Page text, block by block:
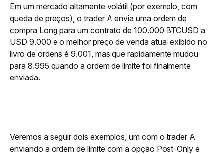
Em um mercado altamente volátil (por exemplo, com
queda de preços), o trader A envia uma ordem de
compra Long para um contrato de 100.000 BTCUSD a
USD 9.000 e o melhor preço de venda atual exibido no
livro de ordens é 9.001, mas que rapidamente mudou
para 8.995 quando a ordem de limite foi finalmente
enviada.
Veremos a seguir dois exemplos, um com o trader A
enviando a ordem de limite com a opção Post-Only e